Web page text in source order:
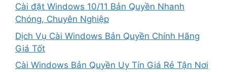
Cài đặt Windows 10/11 Bản Quyền Nhanh
Chóng, Chuyên Nghiệp
Dịch Vụ Cài Windows Bản Quyền Chính Hãng
Giá Tốt
Cài Windows Bản Quyền Uy Tín Giá Rẻ Tận Nơi